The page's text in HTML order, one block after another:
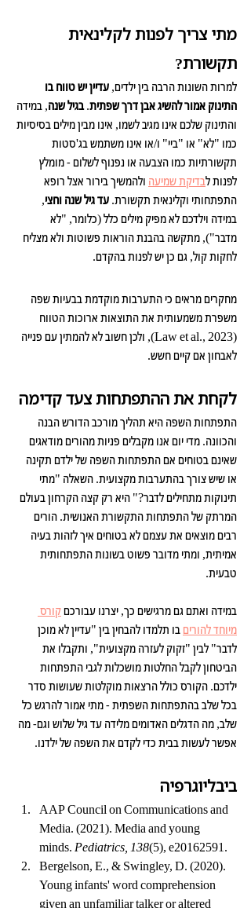
מתי צריך לפנות לקלינאית
תקשורת?
למרות השונות הרבה בין ילדים, עדיין יש טווח בו
התינוק אמור להשיג אבן דרך שפתית. בגיל שנה, במידה
והתינוק שלכם אינו מגיב לשמו, אינו מבין מילים בסיסיות
כמו "לא" או "ביי" ו/או אינו משתמש בג'סטות
תקשורתיות כמו הצבעה או נפנוף לשלום - מומלץ
לפנות לבדיקת שמיעה ולהמשיך בירור אצל רופא
התפתחותי וקלינאית תקשורת. עד גיל שנה וחצי,
במידה וילדכם לא מפיק מילים כלל (כלומר, "לא
מדבר"), מתקשה בהבנת הוראות פשוטות ולא מצליח
לחקות קול, גם כן יש לפנות בהקדם.
מחקרים מראים כי התערבות מוקדמת בבעיות שפה
משפרת משמעותית את התוצאות ארוכות הטווח
(Law et al., 2023), ולכן חשוב לא להמתין עם פנייה
לאבחון אם קיים חשש.
לקחת את ההתפתחות צעד קדימה
התפתחות השפה היא תהליך מורכב הדורש הבנה
והכוונה. מדי יום אנו מקבלים פניות מהורים מודאגים
שאינם בטוחים אם התפתחות השפה של ילדם תקינה
או שיש צורך בהתערבות מקצועית. השאלה "מתי
תינוקות מתחילים לדבר?" היא רק קצה הקרחון בעולם
המרתק של התפתחות התקשורת האנושית. הורים
רבים מוצאים את עצמם לא בטוחים איך לזהות בעיה
אמיתית, ומתי מדובר פשוט בשונות התפתחותית
טבעית.
במידה ואתם גם מרגישים כך, יצרנו עבורכם קורס
מיוחד להורים בו תלמדו להבחין בין "עדיין לא מוכן
לדבר" לבין "זקוק לעזרה מקצועית", ותקבלו את
הביטחון לקבל החלטות מושכלות לגבי התפתחות
ילדכם. הקורס כולל הרצאות מוקלטות שעושות סדר
בכל שלב בהתפתחות השפתית - מתי אמור להרגש כל
שלב, מה הדגלים האדומים מלידה עד גיל שלוש וגם- מה
אפשר לעשות בבית כדי לקדם את השפה של ילדנו.
ביבליוגרפיה
AAP Council on Communications and
Media. (2021). Media and young
minds. Pediatrics, 138(5), e20162591.
Bergelson, E., & Swingley, D. (2020).
Young infants' word comprehension
given an unfamiliar talker or altered